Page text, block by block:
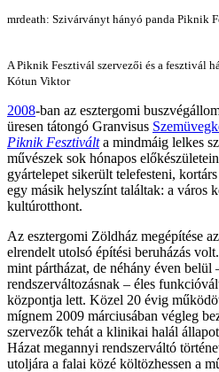
mrdeath: Szivárványt hányó panda Piknik
A Piknik Fesztivál szervezői és a fesztivál
Kótun Viktor
2008-ban az esztergomi
üresen tátongó Granvisus
Piknik Fesztiválta mindmáig lelkes
művészek sok hónapos
gyártelepet sikerült telefesteni,
egy másik helyszínt találtak: a város
kultúrotthont.
Az esztergomi Zöldház megépítése
elrendelt utolsó építési beruházás
mint pártházat, de néhány éven belül
rendszerváltozásnak – éles
központja lett. Közel 20 évig
mígnem 2009 márciusában végleg
szervezők tehát a klinikai halál
Házat megannyi rendszerváltó
utoljára a falai közé költözhessen a